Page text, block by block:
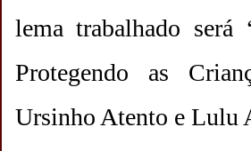
lema trabalhado será
Protegendo as
Ursinho Atento e Lulu